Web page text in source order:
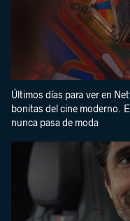
Últimos días para ver en
bonitas del cine moderno.
nunca pasa de moda